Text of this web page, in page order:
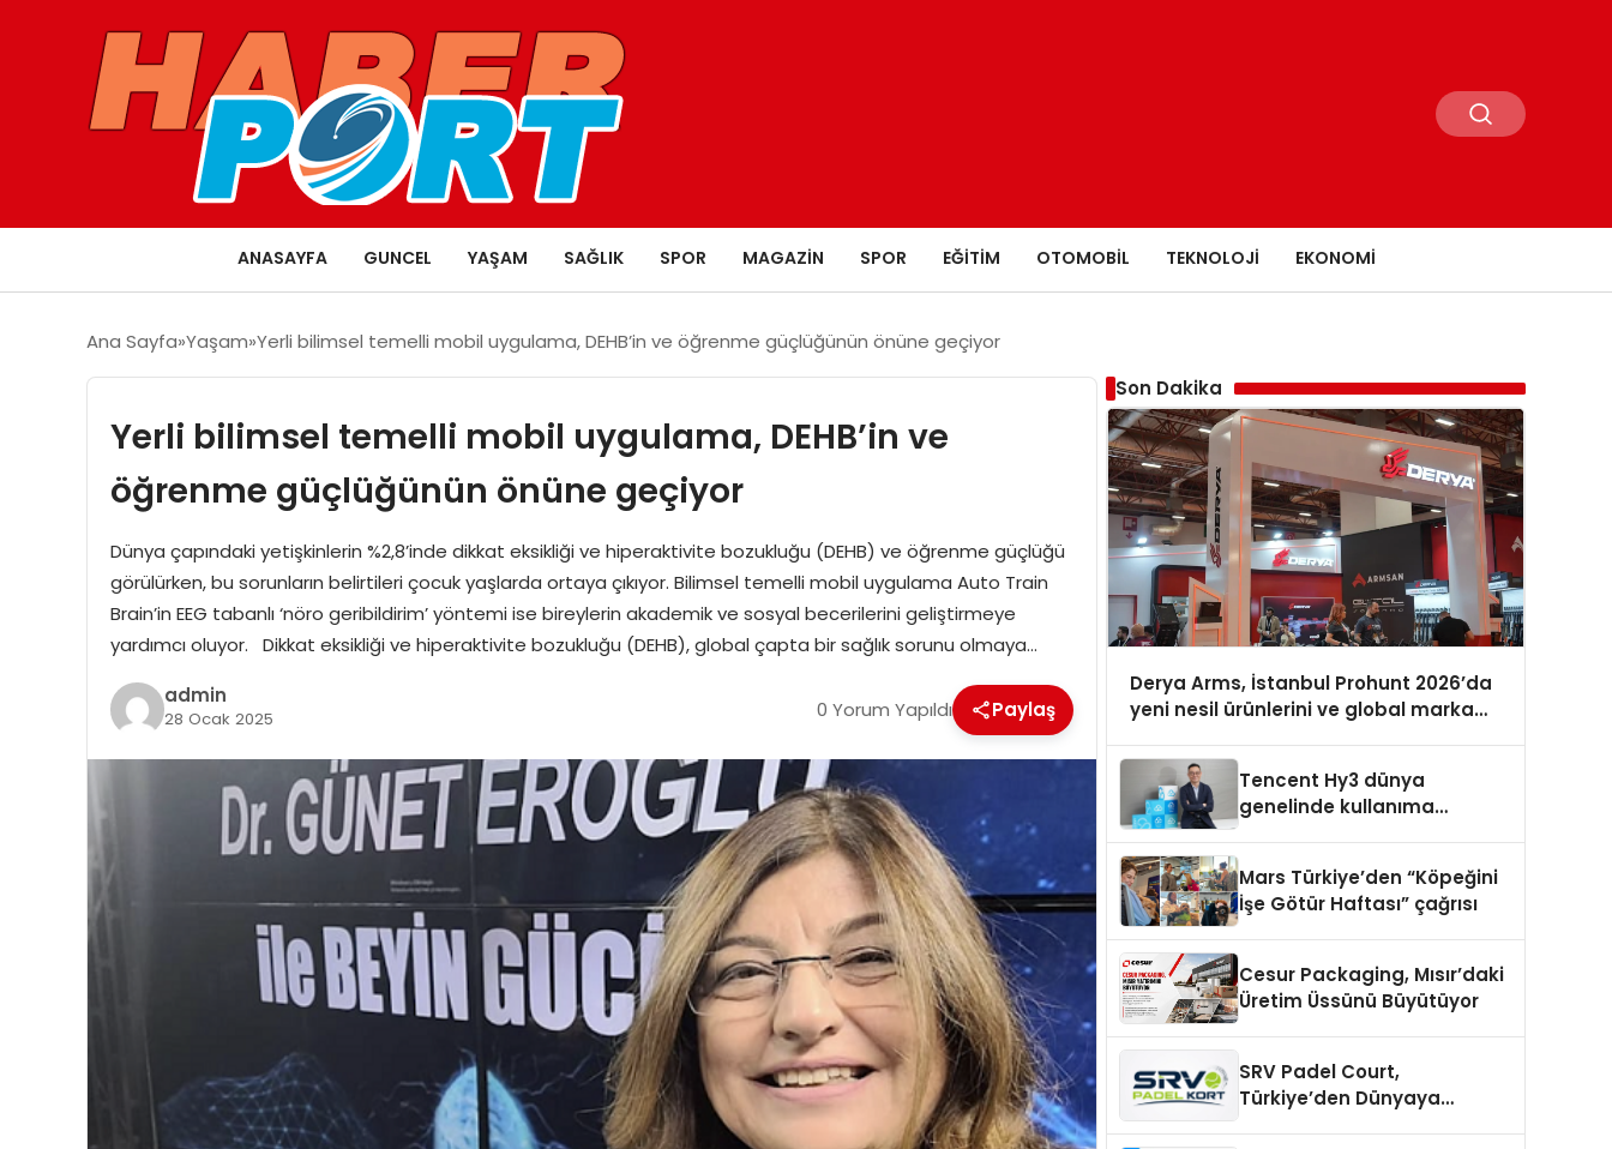
ANASAYFA GUNCEL YAŞAM SAĞLIK SPOR MAGAZIN SPOR EĞITIM OTOMOBIL TEKNOLOJI EKONOMI
Ana Sayfa Yaşam Yerli bilimsel temelli mobil uygulama, DEHB’in ve öğrenme güçlüğünün önüne geçiyor
Yerli bilimsel temelli mobil uygulama, DEHB’in ve
öğrenme güçlüğünün önüne geçiyor
Dünya çapındaki yetişkinlerin %2,8’inde dikkat eksikliği ve hiperaktivite bozukluğu (DEHB) ve öğrenme güçlüğü
görülürken, bu sorunların belirtileri çocuk yaşlarda ortaya çıkıyor. Bilimsel temelli mobil uygulama Auto Train
Brain’in EEG tabanlı ‘nöro geribildirim’ yöntemi ise bireylerin akademik ve sosyal becerilerini geliştirmeye
yardımcı oluyor. Dikkat eksikliği ve hiperaktivite bozukluğu (DEHB), global çapta bir sağlık sorunu olmaya…
admin
28 Ocak 2025 0 Yorum Yapıldı Paylaş
Son Dakika
Derya Arms, İstanbul Prohunt 2026’da
yeni nesil ürünlerini ve global marka
Tencent Hy3 dünya
genelinde kullanıma
Mars Türkiye’den “Köpeğini
İşe Götür Haftası” çağrısı
Cesur Packaging, Mısır’daki
Üretim Üssünü Büyütüyor
SRV Padel Court,
Türkiye’den Dünyaya